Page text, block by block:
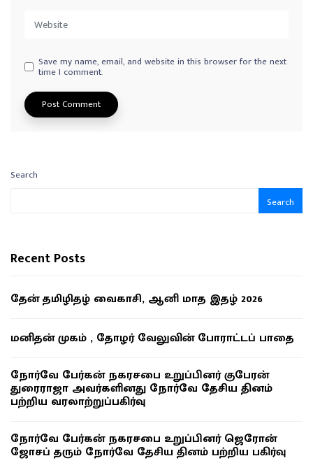
Save my name, email, and website in this browser for the next
time I comment.
Search
Search
Recent Posts
தேன் தமிழிதழ் வைகாசி, ஆனி மாத இதழ் 2026
மனிதன் முகம் , தோழர் வேலுவின் போராட்டப் பாதை
நோர்வே பேர்கன் நகரசபை உறுப்பினர் குபேரன்
துரைராஜா அவர்களினது நோர்வே தேசிய தினம்
பற்றிய வரலாற்றுப்பகிர்வு
நோர்வே பேர்கன் நகரசபை உறுப்பினர் ஜெரோன்
ஜோசப் தரும் நோர்வே தேசிய தினம் பற்றிய பகிர்வு